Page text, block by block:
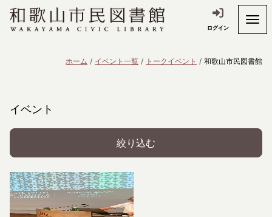
ログイン
ホーム イベント一覧 トークイベント 和歌山市民図書館
イベント
絞り込む